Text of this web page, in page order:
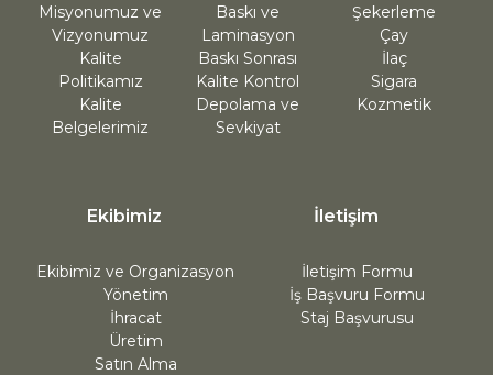
Misyonumuz ve
Vizyonumuz
Kalite
Politikamız
Kalite
Belgelerimiz
Baskı ve
Laminasyon
Baskı Sonrası
Kalite Kontrol
Depolama ve
Sevkiyat
Şekerleme
Çay
İlaç
Sigara
Kozmetik
Ekibimiz
Ekibimiz ve Organizasyon
Yönetim
İhracat
Üretim
Satın Alma
İletişim
İletişim Formu
İş Başvuru Formu
Staj Başvurusu